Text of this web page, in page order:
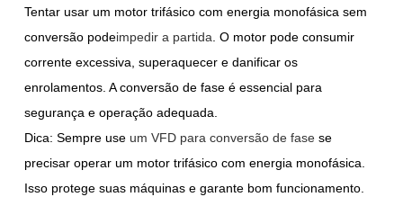
Tentar usar um motor trifásico com energia monofásica sem
conversão podeimpedir a partida. O motor pode consumir
corrente excessiva, superaquecer e danificar os
enrolamentos. A conversão de fase é essencial para
segurança e operação adequada.
Dica: Sempre use um VFD para conversão de fase se
precisar operar um motor trifásico com energia monofásica.
Isso protege suas máquinas e garante bom funcionamento.